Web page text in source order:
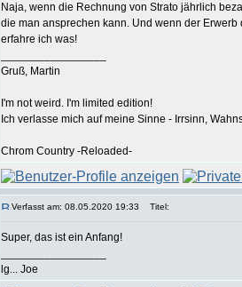
Naja, wenn die Rechnung von Strato jährlich
die man ansprechen kann. Und wenn der
erfahre ich was!
Gruß, Martin
I'm not weird. I'm limited edition!
Ich verlasse mich auf meine Sinne - Irrsinn,
Chrom Country -Reloaded-
Verfasst am: 08.05.2020 19:33 Titel:
Super, das ist ein Anfang!
lg... Joe